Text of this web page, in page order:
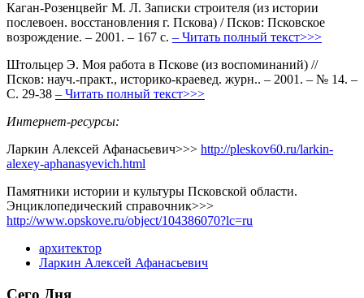
Каган-Розенцвейг М. Л. Записки строителя (из истории
послевоен. восстановления г. Пскова) / Псков: Псковское
возрождение. – 2001. – 167 с. – Читать полный текст>>>
Штольцер Э. Моя работа в Пскове (из воспоминаний) //
Псков: науч.-практ., историко-краевед. журн.. – 2001. – № 14. –
С. 29-38 – Читать полный текст>>>
Интернет-ресурсы:
Ларкин Алексей Афанасьевич>>> http://pleskov60.ru/larkin-
alexey-aphanasyevich.html
Памятники истории и культуры Псковской области.
Энциклопедический справочник>>>
http://www.opskove.ru/object/104386070?lc=ru
архитектор
Ларкин Алексей Афанасьевич
Сего Дня